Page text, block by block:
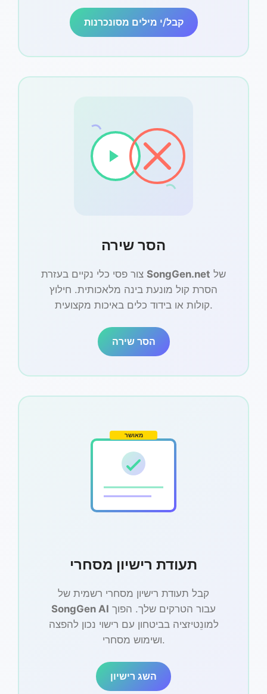
קבל/י מילים מסונכרנות
הסר שירה
SongGen.net
הסרת קול מונעת בינה מלאכותית. חילוץ
קולות או בידוד כלים באיכות מקצועית.
הסר שירה
מאושר
תעודת רישיון מסחרי
קבל תעודת רישיון מסחרי רשמית של
SongGen AI
למונֵטיזציה בביטחון עם רישוי נכון להפצה
ושימוש מסחרי.
השג רישיון